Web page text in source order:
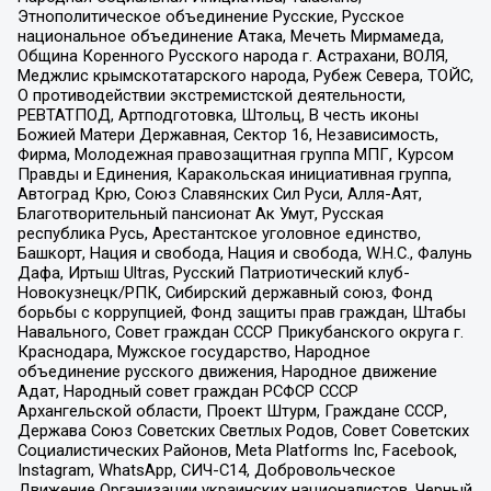
Этнополитическое объединение Русские, Русское
национальное объединение Атака, Мечеть Мирмамеда,
Община Коренного Русского народа г. Астрахани, ВОЛЯ,
Меджлис крымскотатарского народа, Рубеж Севера, ТОЙС,
О противодействии экстремистской деятельности,
РЕВТАТПОД, Артподготовка, Штольц, В честь иконы
Божией Матери Державная, Сектор 16, Независимость,
Фирма, Молодежная правозащитная группа МПГ, Курсом
Правды и Единения, Каракольская инициативная группа,
Автоград Крю, Союз Славянских Сил Руси, Алля-Аят,
Благотворительный пансионат Ак Умут, Русская
республика Русь, Арестантское уголовное единство,
Башкорт, Нация и свобода, Нация и свобода, W.H.С., Фалунь
Дафа, Иртыш Ultras, Русский Патриотический клуб-
Новокузнецк/РПК, Сибирский державный союз, Фонд
борьбы с коррупцией, Фонд защиты прав граждан, Штабы
Навального, Совет граждан СССР Прикубанского округа г.
Краснодара, Мужское государство, Народное
объединение русского движения, Народное движение
Адат, Народный совет граждан РСФСР СССР
Архангельской области, Проект Штурм, Граждане СССР,
Держава Союз Советских Светлых Родов, Совет Советских
Социалистических Районов, Meta Platforms Inc, Facebook,
Instagram, WhatsApp, СИЧ-С14, Добровольческое